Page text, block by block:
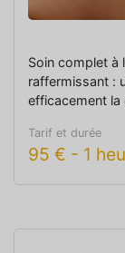
Soin complet à
raffermissant :
efficacement la
Tarif et durée
95 € - 1